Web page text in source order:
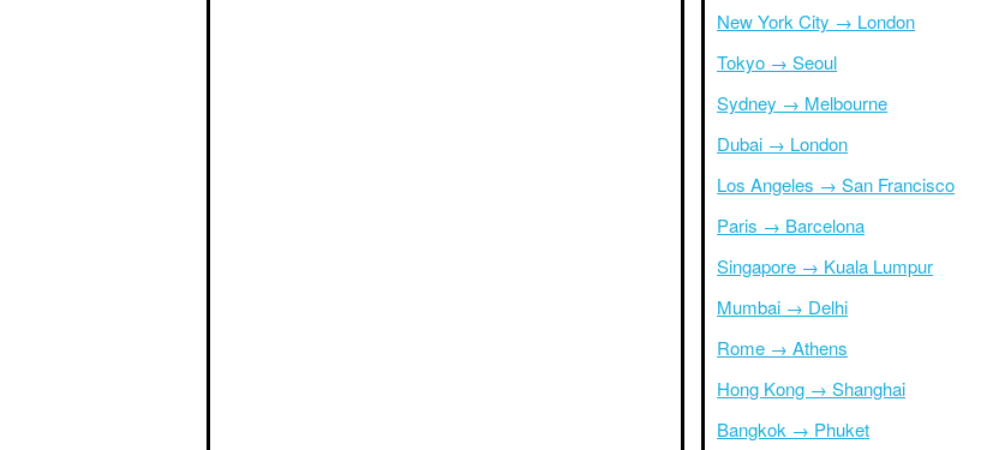
New York City → London
Tokyo → Seoul
Sydney → Melbourne
Dubai → London
Los Angeles → San Francisco
Paris → Barcelona
Singapore → Kuala Lumpur
Mumbai → Delhi
Rome → Athens
Hong Kong → Shanghai
Bangkok → Phuket